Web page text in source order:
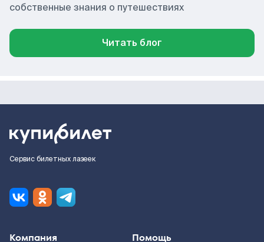
собственные знания о путешествиях
Читать блог
Сервис билетных лазеек
Компания Помощь